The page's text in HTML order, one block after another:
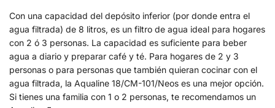
Con una capacidad del depósito inferior (por donde entra el
agua filtrada) de 8 litros, es un filtro de agua ideal para hogares
con 2 ó 3 personas. La capacidad es suficiente para beber
agua a diario y preparar café y té. Para hogares de 2 y 3
personas o para personas que también quieran cocinar con el
agua filtrada, la Aqualine 18/CM-101/Neos es una mejor opción.
Si tienes una familia con 1 o 2 personas, te recomendamos un